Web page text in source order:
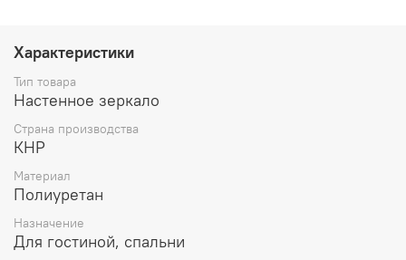
Характеристики
Тип товара
Настенное зеркало
Страна производства
КНР
Материал
Полиуретан
Назначение
Для гостиной, спальни